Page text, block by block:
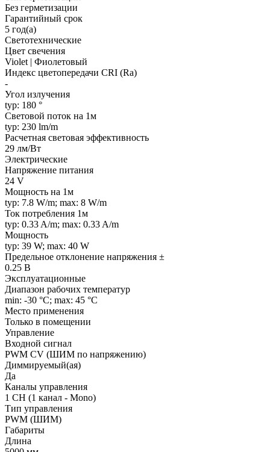
Без герметизации
Гарантийный срок
5 год(а)
Светотехнические
Цвет свечения
Violet | Фиолетовый
Индекс цветопередачи CRI (Ra)
-
Угол излучения
typ: 180 °
Световой поток на 1м
typ: 230 lm/m
Расчетная световая эффективность
29 лм/Вт
Электрические
Напряжение питания
24 V
Мощность на 1м
typ: 7.8 W/m; max: 8 W/m
Ток потребления 1м
typ: 0.33 A/m; max: 0.33 A/m
Мощность
typ: 39 W; max: 40 W
Предельное отклонение напряжения ±
0.25 В
Эксплуатационные
Диапазон рабочих температур
min: -30 °C; max: 45 °C
Место применения
Только в помещении
Управление
Входной сигнал
PWM СV (ШИМ по напряжению)
Диммируемый(ая)
Да
Каналы управления
1 CH (1 канал - Mono)
Тип управления
PWM (ШИМ)
Габариты
Длина